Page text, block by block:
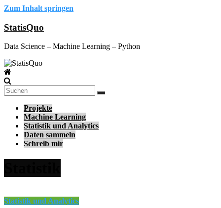
Zum Inhalt springen
StatisQuo
Data Science – Machine Learning – Python
Projekte
Machine Learning
Statistik und Analytics
Daten sammeln
Schreib mir
Statistik und Analytics